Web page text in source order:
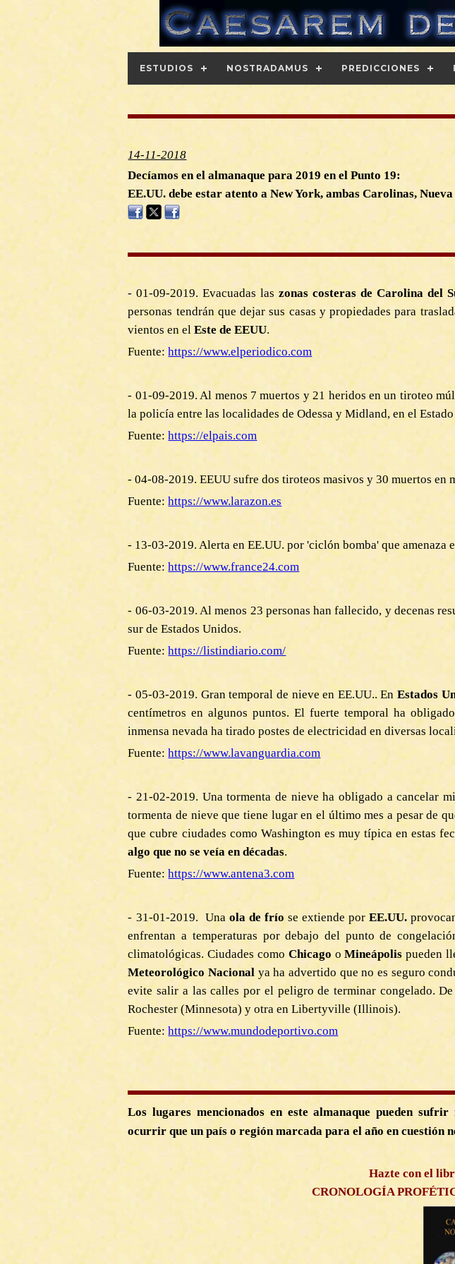
ESTUDIOS NOSTRADAMUS PREDICCIONES
14-11-2018
Decíamos en el almanaque para 2019 en el Punto 19:
EE.UU. debe estar atento a New York, ambas Carolinas,
- 01-09-2019. Evacuadas laszonas costeras de Carolina del
personas tendrán que dejar sus casas y propiedades para
vientos en elEste de EEUU.
Fuente:https://www.elperiodico.com
- 01-09-2019. Al menos 7 muertos y 21 heridos en un tiroteo
la policía entre las localidades de Odessa y Midland, en el
Fuente:https://elpais.com
- 04-08-2019. EEUU sufre dos tiroteos masivos y 30 muertos en
Fuente:https://www.larazon.es
- 13-03-2019. Alerta en EE.UU. por 'ciclón bomba' que amenaza
Fuente:https://www.france24.com
- 06-03-2019. Al menos 23 personas han fallecido, y decenas
sur de Estados Unidos.
Fuente:https://listindiario.com/
- 05-03-2019. Gran temporal de nieve en EE.UU.. En Estados
centímetros en algunos puntos. El fuerte temporal ha
inmensa nevada ha tirado postes de electricidad en diversas
Fuente:https://www.lavanguardia.com
- 21-02-2019. Una tormenta de nieve ha obligado a cancelar
tormenta de nieve que tiene lugar en el último mes a pesar de
que cubre ciudades como Washington es muy típica en estas
algo que no se veía en décadas.
Fuente:https://www.antena3.com
- 31-01-2019. Una ola de fríose extiende porEE.UU.
enfrentan a temperaturas por debajo del punto de
climatológicas. Ciudades como Chicago oMineápolispueden
Meteorológico Nacional ya ha advertido que no es seguro
evite salir a las calles por el peligro de terminar congelado.
Rochester (Minnesota) y otra en Libertyville (Illinois).
Fuente:https://www.mundodeportivo.com
Los lugares mencionados en este almanaque pueden
ocurrir que un país o región marcada para el año en cuestión
Hazte con el
CRONOLOGÍA